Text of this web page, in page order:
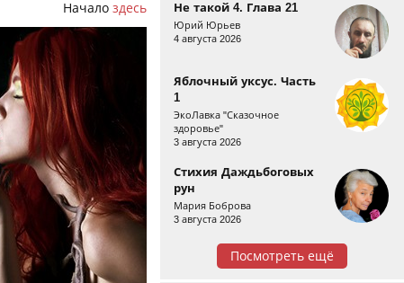
Началоздесь
Не такой 4. Глава 21
Юрий Юрьев
4 августа 2026
Яблочный уксус. Часть
1
ЭкоЛавка "Сказочное
здоровье"
3 августа 2026
Стихия Даждьбоговых
рун
Мария Боброва
3 августа 2026
Посмотреть ещё